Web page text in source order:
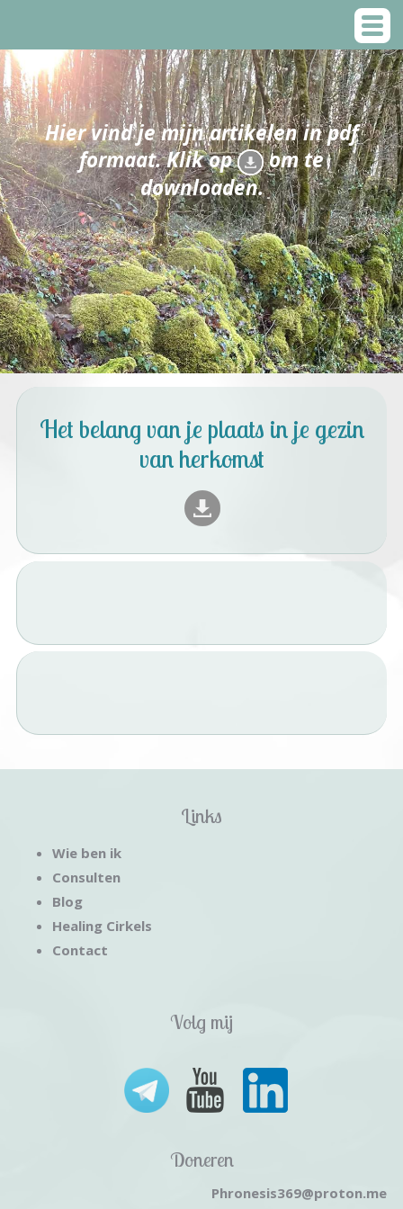
Hier vind je mijn artikelen in pdf
formaat. Klik op
om te
downloaden.
Het belang van je plaats in je gezin
van herkomst
Links
Wie ben ik
Consulten
Blog
Healing Cirkels
Contact
Volg mij
Doneren
Phronesis369@proton.me